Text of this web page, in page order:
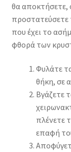
θα αποκτήσετε,
που έχει το
φθορά των
Φυλάτε
θήκη, σε
Βγάζετε
πλένετε
επαφή